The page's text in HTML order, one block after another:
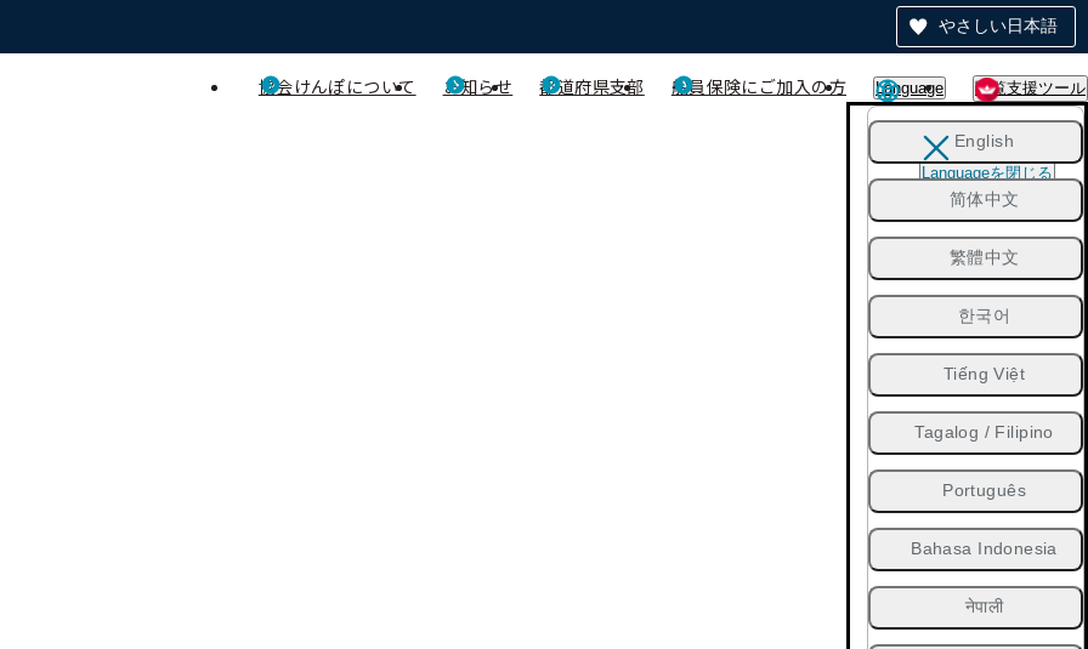
やさしい日本語
協会けんぽについて お知らせ 都道府県支部 船員保険にご加入の方 Language 閲覧支援ツール
English
简体中文
繁體中文
한국어
Tiếng Việt
Tagalog / Filipino
Português
Bahasa Indonesia
नेपाली
Languageを閉じる